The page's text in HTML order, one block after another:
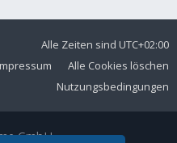
Alle Zeiten sind UTC+02:00
Alle Cookies löschen
Nutzungsbedingungen
GmbH